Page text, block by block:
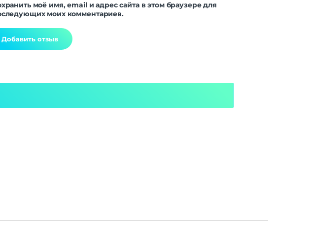
моё имя, email и адрес сайта в этом браузере для
моих комментариев.